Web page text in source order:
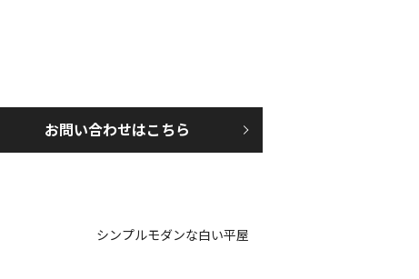
お問い合わせはこちら
シンプルモダンな白い平屋